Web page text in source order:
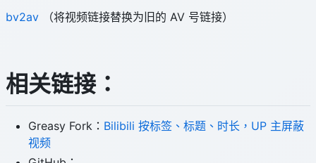
bv2av （将视频链接替换为旧的 AV 号链接）
相关链接：
Greasy Fork： Bilibili 按标签、标题、时长，UP 主屏蔽
视频